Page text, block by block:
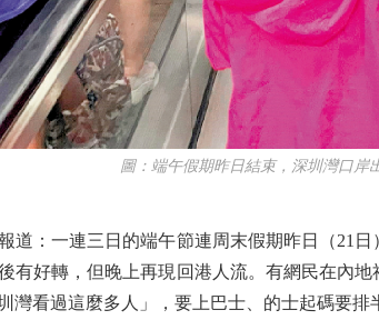
圖：端午假期昨日結束，深圳灣口岸出
：一連三日的端午節連周末假期昨日（21日
有好轉，但晚上再現回港人流。有網民在內
灣看過這麼多人」，要上巴士、的士起碼要排